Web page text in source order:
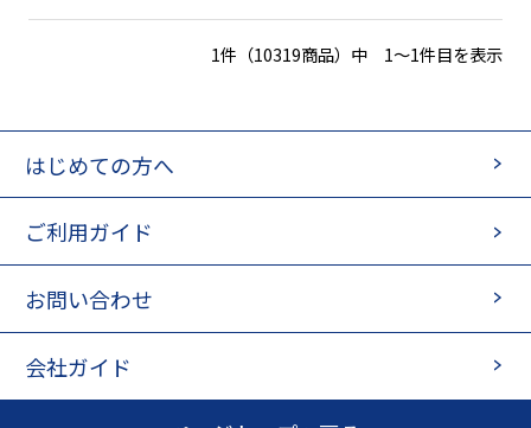
1件（10319商品）中 1～1件目を表示
はじめての方へ
ご利用ガイド
お問い合わせ
会社ガイド